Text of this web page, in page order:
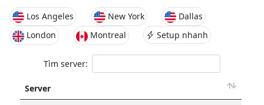
Los Angeles New York
Dallas
London
Montreal Setup nhanh
Tìm server:
Server